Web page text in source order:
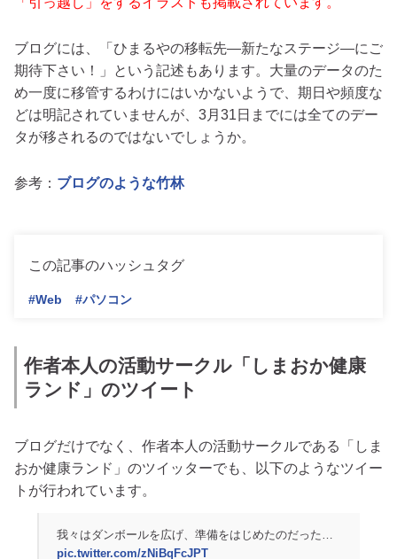
ブログには、「ひまるやの移転先―新たなステージ―にご
期待下さい！」という記述もあります。大量のデータのた
め一度に移管するわけにはいかないようで、期日や頻度な
どは明記されていませんが、3月31日までには全てのデー
タが移されるのではないでしょうか。
参考： ブログのような竹林
この記事のハッシュタグ
#Web #パソコン
作者本人の活動サークル「しまおか健康
ランド」のツイート
ブログだけでなく、作者本人の活動サークルである「しま
おか健康ランド」のツイッターでも、以下のようなツイー
トが行われています。
我々はダンボールを広げ、準備をはじめたのだった…
pic.twitter.com/zNiBqFcJPT